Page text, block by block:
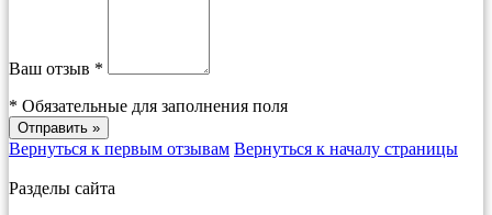
Ваш отзыв *
* Обязательные для заполнения поля
Вернуться к первым отзывам Вернуться к началу страницы
Разделы сайта